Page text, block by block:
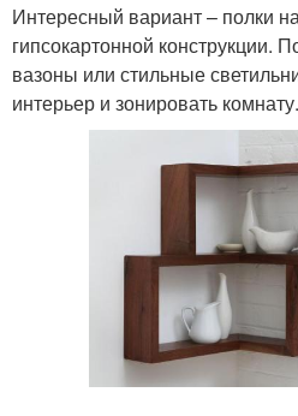
Интересный вариант – полки
гипсокартонной конструкции.
вазоны или стильные
интерьер и зонировать комнату.